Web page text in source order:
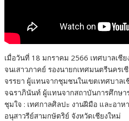
เมื่อวันที่ 18 มกราคม 2566 เทศบาลเชี
จนเสาวภาคย์ รองนายกเทศมนตรีนครเ
จรรยา ผู้แทนจากชุมชนในเขตเทศบาล
จฉราภินันท์ ผู้แทนจากสถาบันการศึกษา
ชุมใจ : เทศกาลศิลปะ งานฝีมือ และอาห
อนุสาวรีย์สามกษัตริย์ จังหวัดเชียงใหม่